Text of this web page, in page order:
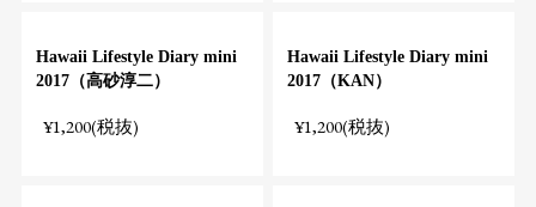
Hawaii Lifestyle Diary mini
2017（高砂淳二）
¥1,200(税抜)
Hawaii Lifestyle Diary mini
2017（KAN）
¥1,200(税抜)